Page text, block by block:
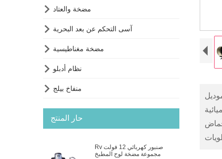
 مضخة والعتاد
 آسى التحكم عن بعد البحرية
 مضخة مغناطيسية
 نظام أدبلو
 منفاخ بيلج
حار المنتج
Rv صنبور كهربائي 12 فولت
مجموعة مضخة لوح المطبخ